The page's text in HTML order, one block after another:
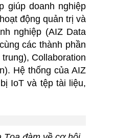
giúp doanh nghiệp
động quản trị và
nghiệp (AIZ Data
các thành phần
Collaboration
Hệ thống của AIZ
IoT và tệp tài liệu,